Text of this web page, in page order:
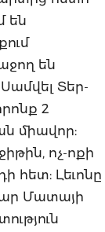
են
են
Տեր-
2
միավոր:
ոչ-ոքի
հետ: Լեւոնը
Մատայի